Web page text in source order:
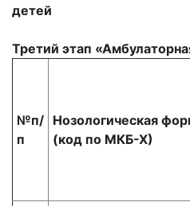
детей
Третий этап
№п/
п
Нозологическая
(код по МКБ-Х)